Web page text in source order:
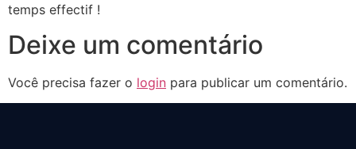
temps effectif !
Deixe um comentário
Você precisa fazer o login para publicar um comentário.